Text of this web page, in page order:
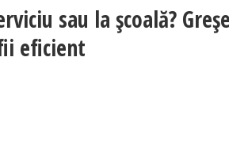
sau la şcoală?
eficient